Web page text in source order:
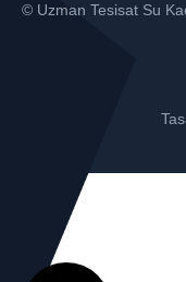
© Uzman Tesisat Su